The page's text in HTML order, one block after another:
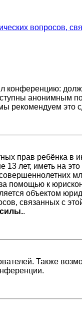
вопросов,
конференцию:
анонимным
рекомендуем это
прав ребёнка
лет, иметь на
помощью к
объектом
связанных с
.
Также